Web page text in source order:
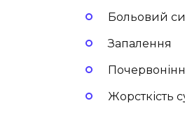
Больовий
Запалення
Жорсткість